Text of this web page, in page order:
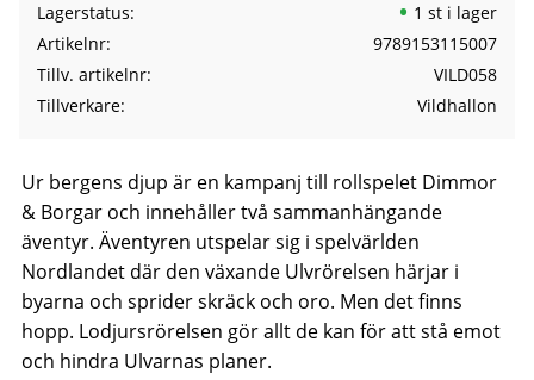
Lagerstatus
1 st i lager
Artikelnr
9789153115007
Tillv. artikelnr
VILD058
Tillverkare
Vildhallon
Ur bergens djup är en kampanj till rollspelet Dimmor
& Borgar och innehåller två sammanhängande
äventyr. Äventyren utspelar sig i spelvärlden
Nordlandet där den växande Ulvrörelsen härjar i
byarna och sprider skräck och oro. Men det finns
hopp. Lodjursrörelsen gör allt de kan för att stå emot
och hindra Ulvarnas planer.